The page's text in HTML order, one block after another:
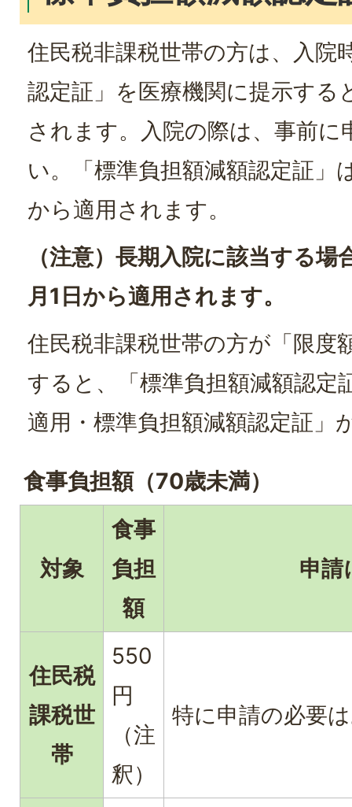
住民税非課税世帯の方は、入院
認定証」を医療機関に提示する
されます。入院の際は、事前に
い。「標準負担額減額認定証」
から適用されます。
（注意）長期入院に該当する
月1日から適用されます。
住民税非課税世帯の方が「限度
すると、「標準負担額減額認定
適用・標準負担額減額認定証」
食事負担額（70歳未満）
対象
食事
負担
額
申請
住民税
課税世
帯
550
円
（注
釈）
特に申請の必要